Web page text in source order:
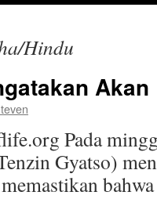
Hindu
Pada
Gyatso)